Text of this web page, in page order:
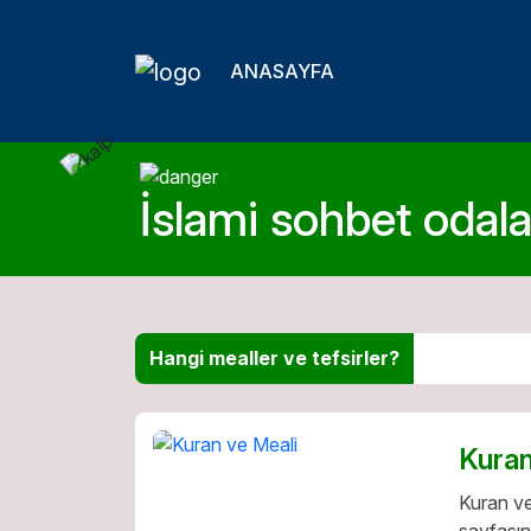
ANASAYFA
İslami sohbet
Hangi mealler ve tefsirler?
Kuran